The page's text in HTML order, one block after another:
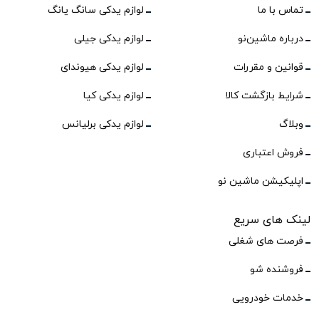
تماس با ما
درباره ماشین‌نو
قوانین و مقررات
شرایط بازگشت کالا
وبلاگ
فروش اعتباری
اپلیکیشن ماشین نو
لوازم یدکی سانگ یانگ
لوازم یدکی جیلی
لوازم یدکی هیوندای
لوازم یدکی کیا
لوازم یدکی برلیانس
لینک های سریع
فرصت های شغلی
فروشنده شو
خدمات خودرویی